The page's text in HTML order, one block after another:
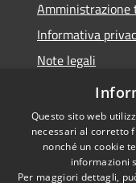
Amministrazione
Informativa
Note legali
Dichiarazione di
Questo sito web
necessari al corretto
nonché un cookie
informazioni
Per maggiori dettagli,